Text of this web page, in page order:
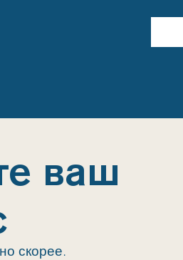
ваш
скорее.